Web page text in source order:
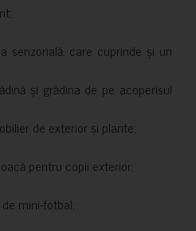
senzorială, care cuprinde și un
și grădina de pe acoperisul
de exterior și plante;
pentru copii exterior;
mini-fotbal;